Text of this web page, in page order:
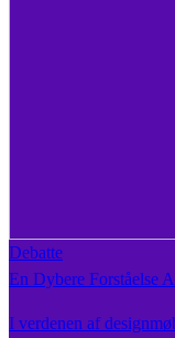
Debatte
En Dybere Forståelse
I verdenen af